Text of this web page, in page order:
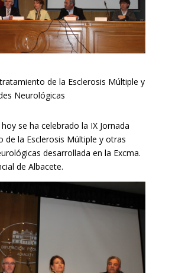
de la Esclerosis Múltiple y
Neurológicas
se ha celebrado la IX Jornada
de la Esclerosis Múltiple y otras
desarrollada en la Excma.
de Albacete.